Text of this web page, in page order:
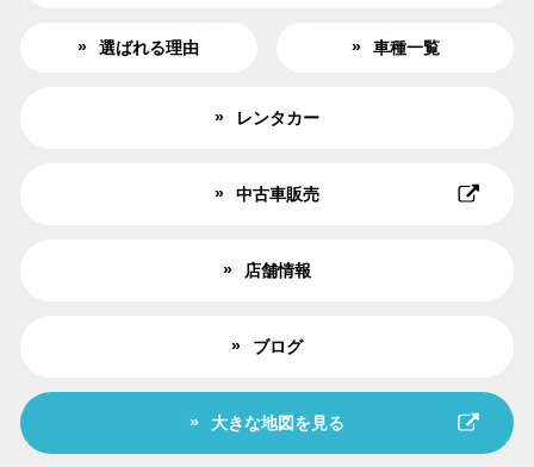
選ばれる理由 車種一覧
レンタカー
中古車販売
店舗情報
ブログ
大きな地図を見る